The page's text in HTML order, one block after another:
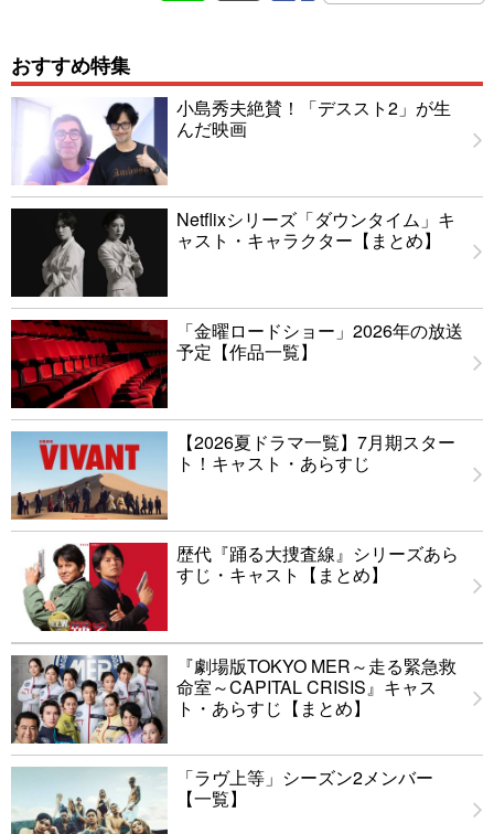
おすすめ特集
小島秀夫絶賛！「デススト2」が生
んだ映画
Netflixシリーズ「ダウンタイム」キ
ャスト・キャラクター【まとめ】
「金曜ロードショー」2026年の放送
予定【作品一覧】
【2026夏ドラマ一覧】7月期スター
ト！キャスト・あらすじ
歴代『踊る大捜査線』シリーズあら
すじ・キャスト【まとめ】
『劇場版TOKYO MER～走る緊急救
命室～CAPITAL CRISIS』キャス
ト・あらすじ【まとめ】
「ラヴ上等」シーズン2メンバー
【一覧】